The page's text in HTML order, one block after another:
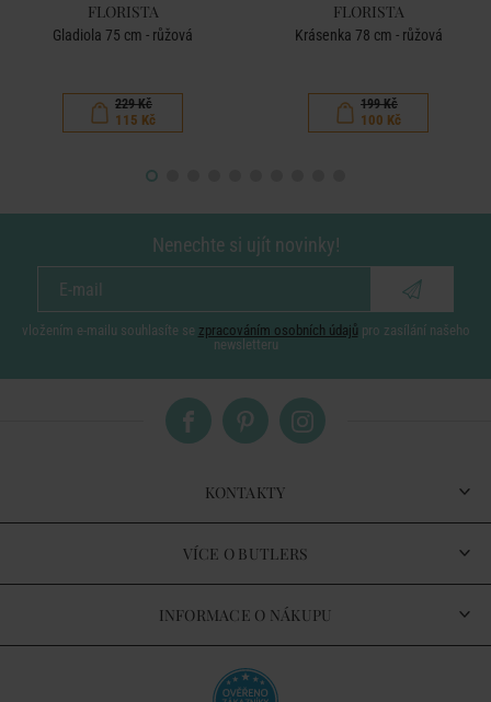
FLORISTA
Gladiola 75 cm - růžová
229 Kč
115 Kč
FLORISTA
Krásenka 78 cm - růžová
199 Kč
100 Kč
Nenechte si ujít novinky!
vložením e-mailu souhlasíte se zpracováním osobních údajů pro zasílání našeho
newsletteru
KONTAKTY
VÍCE O BUTLERS
INFORMACE O NÁKUPU